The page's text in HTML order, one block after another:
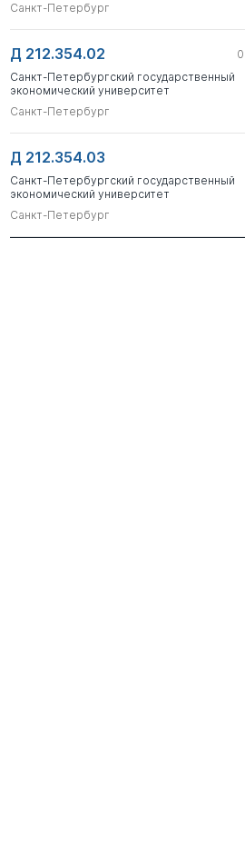
Санкт-Петербург
Д 212.354.02 0
Санкт-Петербургский государственный
экономический университет
Санкт-Петербург
Д 212.354.03
Санкт-Петербургский государственный
экономический университет
Санкт-Петербург